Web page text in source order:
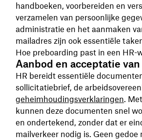
handboeken, voorbereiden en
verzamelen van persoonlijke
administratie en het aanmaken
mailadres zijn ook essentiële
Hoe preboarding past in een HR-
Aanbod en acceptatie van
HR bereidt essentiële
sollicitatiebrief, de
geheimhoudingsverklaringen.
kunnen deze documenten snel
en ondertekend, zonder dat er
mailverkeer nodig is. Geen gedoe